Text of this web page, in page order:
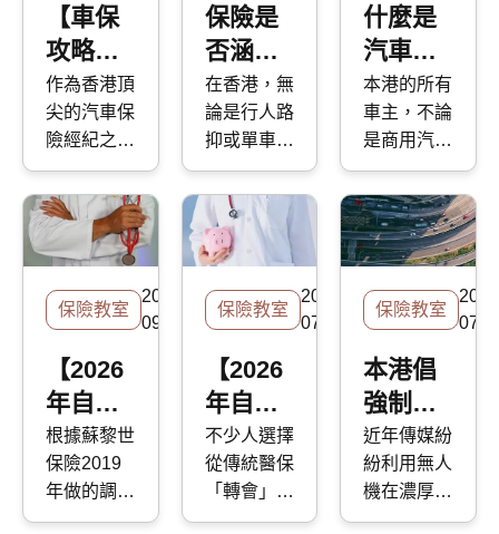
近年有更多
香港人購置
遊艇及帆
船。由於遊
艇價格不
制第三者風
險保險外，
船主亦應考
慮為其加購
全面保障以
防意外發
生。今次快
而保便探討
遊艇保險的
類型、保障
範圍及其他
應注意的事
怎樣選擇？
想知自願醫
保跟一般醫
保有甚麼分
別？扣稅怎
合了以下的
懶人包，為
大家解答疑
難。
觀因素，繼
續影響著香
港的企業和
其盈利。
因此，購買
要，因為它
能保障各種
潛在的企業
風險，但究
竟什麼是業
務中斷保
險？快而保
的這篇文章
會為你深入
探討這種保
險。 香港
的業務中斷
的整盤生
意，免受突
發意外所影
響。但其實
除了公司老
闆之外，家
居業主及車
主其實都需
要這種保
險。今日我
們這篇快而
保專題，會
財產及傷亡
保險，助你
更清晰地看
到不同選
擇。
Test），讓
市民按出生
日期預約檢
測。而且檢
測具法律效
力，設有處
罰機制。今
天，快而保
的專家會大
家解釋為什
麼建議未購
買自願醫保
趕在全民強
檢前購買。
險、汽車第
三者責任保
險、大廈法
團保險和僱
員賠償保
險。今天的
快而保專
題，我們會
簡介這四種
保險的保障
範圍。
【車保
攻略】
車保點
止全保
三保咁
作為香港頂
尖的汽車保
險經紀之
一，快而保
的團隊一直
努力解釋汽
車保險的分
圍。在今日
的快而保專
題中，我們
會簡單快捷
地用五分鐘
時間概述香
港車主在汽
車保險上有
保險是
否涵蓋
電動滑
板車？
在香港，無
論是行人路
抑或單車
徑，都不難
找到電動滑
板車的蹤
影，使用者
用，但其實
近年都發生
過一些有關
電動滑板車
的意外。在
去年年底，
就先後有兩
人踩電動滑
什麼是
汽車第
三者保
險？三
保、全
麼分別?
本港的所有
車主，不論
是商用汽車
或者私家
車，都必須
買汽車保險
中的第三者
第三者責任
保險或三
保）。這種
汽車保險
提供香港法
例要求的最
低保障。為
什麼稱為
保險教室
2020-
09-15
【2026
年自願
醫保懶
人包3】
點解要
根據蘇黎世
保險2019
年做的調
查，有多達
保險教室
2020-
07-21
【2026
年自願
醫保懶
人包
2】
不少人選擇
從傳統醫保
「轉會」至
自願醫保
保險教室
07-
本港倡
強制無
人機保
險
近年傳媒紛
紛利用無人
機在濃厚的
催淚煙霧中